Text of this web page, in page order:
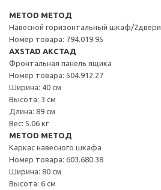
METOD МЕТОД
Навесной горизонтальный шкаф/2двери
Номер товара: 794.019.95
AXSTAD АКСТАД
Фронтальная панель ящика
Номер товара: 504.912.27
Ширина: 40 см
Высота: 3 см
Длина: 89 см
Вес: 5.06 кг
METOD МЕТОД
Каркас навесного шкафа
Номер товара: 603.680.38
Ширина: 80 см
Высота: 6 см